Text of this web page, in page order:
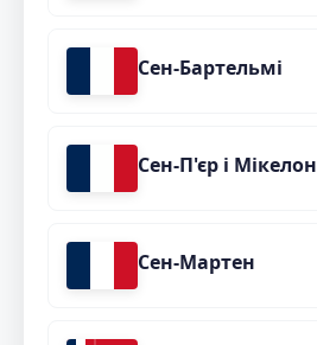
Сен-Бартельмі
Сен-П'єр і Мікелон
Сен-Мартен